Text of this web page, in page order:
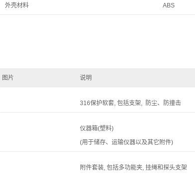
外壳材料 ABS
图片 说明
316保护软套, 包括支架, 防尘、防撞击
仪器箱(塑料)
(用于储存、运输仪器以及其它附件)
附件套装, 包括多功能夹, 挂绳和探头支架